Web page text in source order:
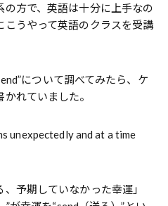
方で、英語は十分に上手なの
うやって英語のクラスを受講
について調べてみたら、ケ
れていました。
unexpectedly and at a time
、予期していなかった幸運」